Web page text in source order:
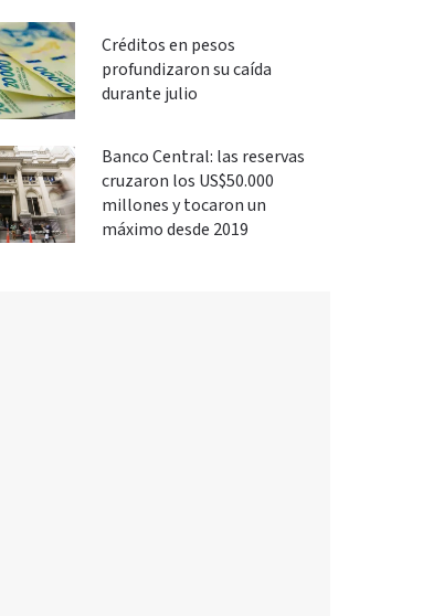
Créditos en pesos
profundizaron su caída
durante julio
Banco Central: las reservas
cruzaron los US$50.000
millones y tocaron un
máximo desde 2019